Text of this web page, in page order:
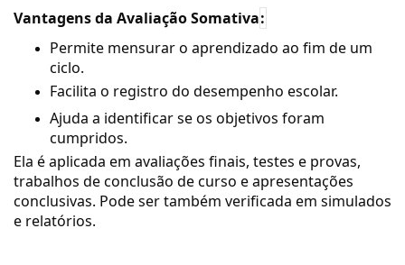
Vantagens da Avaliação Somativa:
Permite mensurar o aprendizado ao fim de um
ciclo.
Facilita o registro do desempenho escolar.
Ajuda a identificar se os objetivos foram
cumpridos.
Ela é aplicada em avaliações finais, testes e provas,
trabalhos de conclusão de curso e apresentações
conclusivas. Pode ser também verificada em simulados
e relatórios.